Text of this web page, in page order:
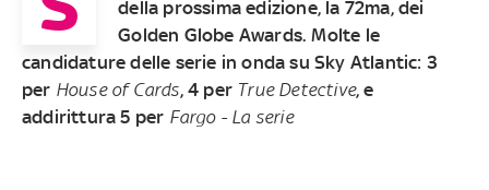
della prossima edizione, la 72ma, dei
Golden Globe Awards. Molte le
candidature delle serie in onda su Sky Atlantic: 3
per House of Cards, 4 per True Detective, e
addirittura 5 per Fargo - La serie